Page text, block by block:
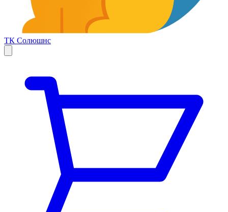
ТК Солюшнс